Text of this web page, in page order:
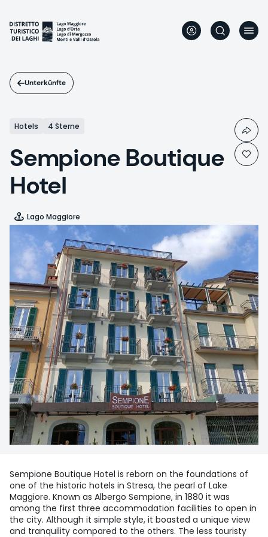
Inhalt
Unterkünfte
Hotels 4 Sterne
Sempione Boutique
Hotel
Lago Maggiore
Sempione Boutique Hotel is reborn on the foundations of
one of the historic hotels in Stresa, the pearl of Lake
Maggiore. Known as Albergo Sempione, in 1880 it was
among the first three accommodation facilities to open in
the city. Although it simple style, it boasted a unique view
and tranquility compared to the others. The less touristy